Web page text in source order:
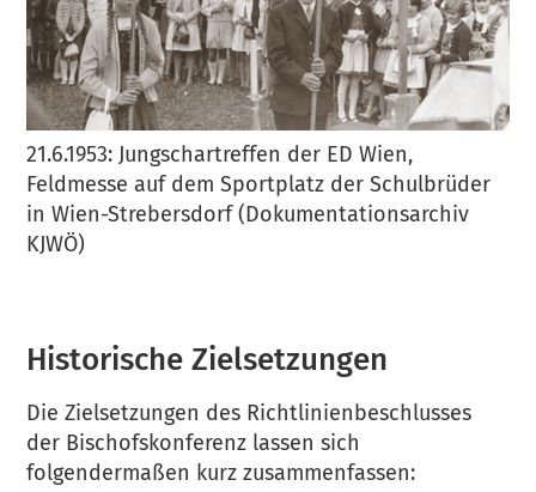
21.6.1953: Jungschartreffen der ED Wien,
Feldmesse auf dem Sportplatz der Schulbrüder
in Wien-Strebersdorf (Dokumentationsarchiv
KJWÖ)
Historische Zielsetzungen
Die Zielsetzungen des Richtlinienbeschlusses
der Bischofskonferenz lassen sich
folgendermaßen kurz zusammenfassen: